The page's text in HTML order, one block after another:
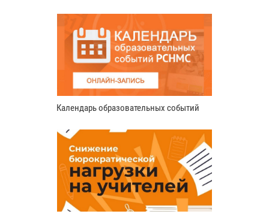
Календарь образовательных событий